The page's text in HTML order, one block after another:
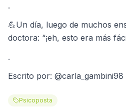
.
💪Un día, luego de muchos
doctora: “¡eh, esto era más
.
Escrito por: @carla_gambini98
Psicoposta